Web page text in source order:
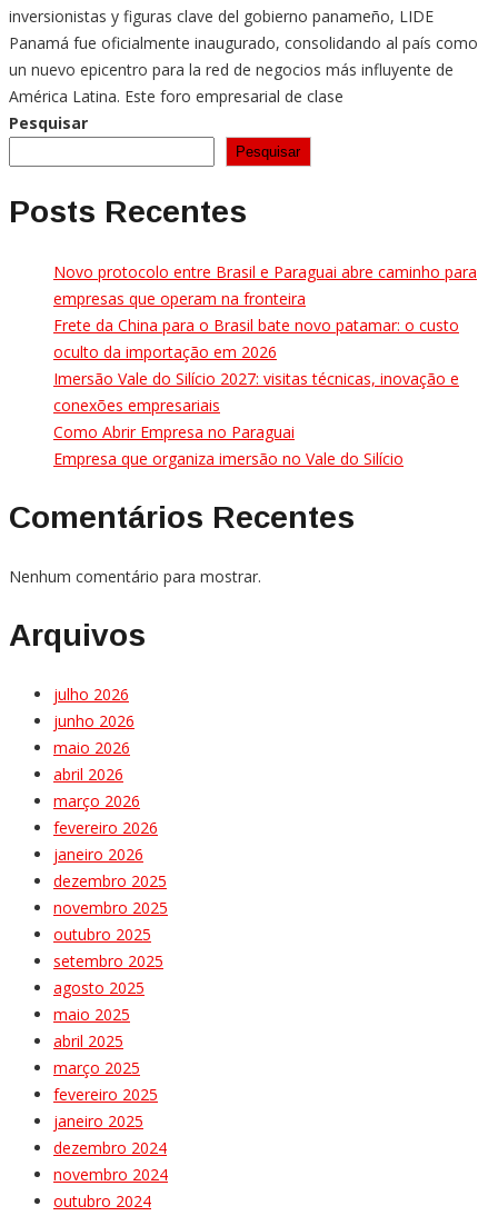
inversionistas y figuras clave del gobierno panameño, LIDE
Panamá fue oficialmente inaugurado, consolidando al país como
un nuevo epicentro para la red de negocios más influyente de
América Latina. Este foro empresarial de clase
Pesquisar
Pesquisar
Posts Recentes
Novo protocolo entre Brasil e Paraguai abre caminho para
empresas que operam na fronteira
Frete da China para o Brasil bate novo patamar: o custo
oculto da importação em 2026
Imersão Vale do Silício 2027: visitas técnicas, inovação e
conexões empresariais
Como Abrir Empresa no Paraguai
Empresa que organiza imersão no Vale do Silício
Comentários Recentes
Nenhum comentário para mostrar.
Arquivos
julho 2026
junho 2026
maio 2026
abril 2026
março 2026
fevereiro 2026
janeiro 2026
dezembro 2025
novembro 2025
outubro 2025
setembro 2025
agosto 2025
maio 2025
abril 2025
março 2025
fevereiro 2025
janeiro 2025
dezembro 2024
novembro 2024
outubro 2024